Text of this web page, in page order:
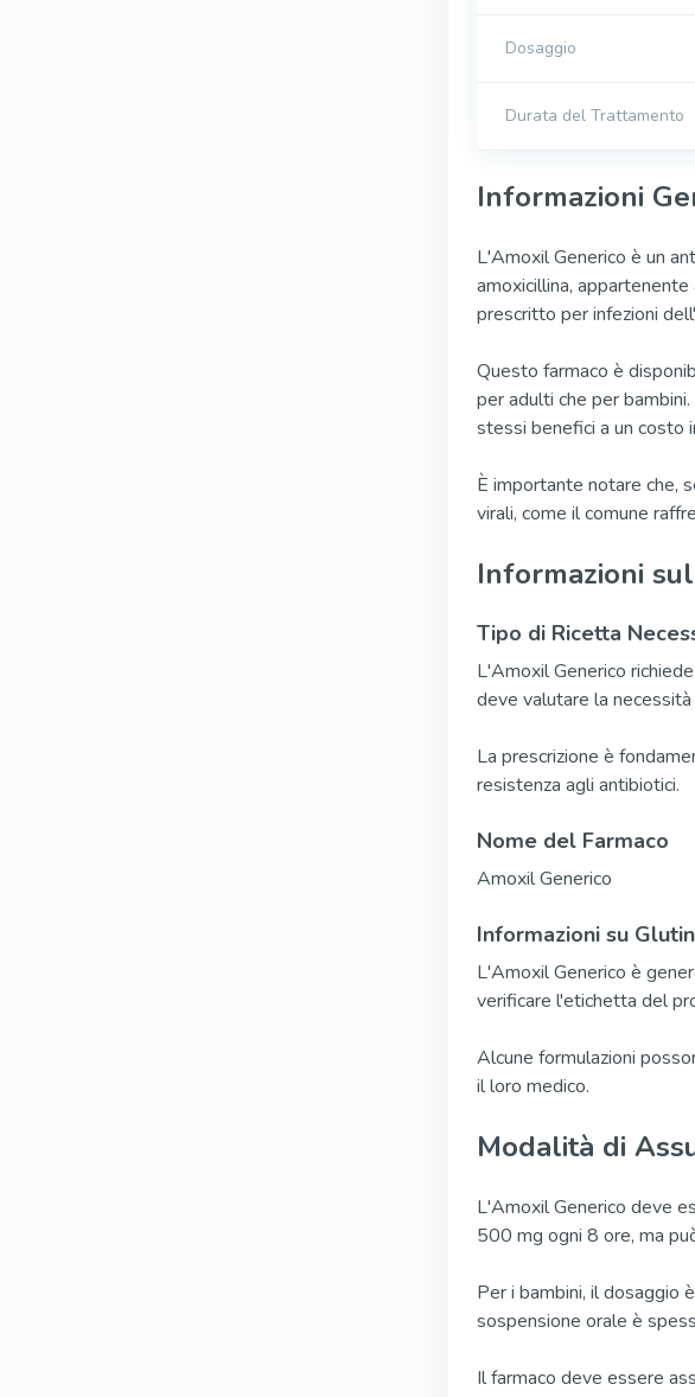
Dosaggio
Durata del Trattamento
Informazioni
L'Amoxil Generico è un
amoxicillina,
prescritto per infezioni
Questo farmaco è
per adulti che per
stessi benefici a un costo
È importante notare che,
virali, come il comune
Informazioni
Tipo di Ricetta
L'Amoxil Generico
deve valutare la
La prescrizione è
resistenza agli antibiotici.
Nome del Farmaco
Amoxil Generico
Informazioni su
L'Amoxil Generico è
verificare l'etichetta del
Alcune formulazioni
il loro medico.
Modalità di
L'Amoxil Generico deve
500 mg ogni 8 ore, ma
Per i bambini, il dosaggio
sospensione orale è
Il farmaco deve essere